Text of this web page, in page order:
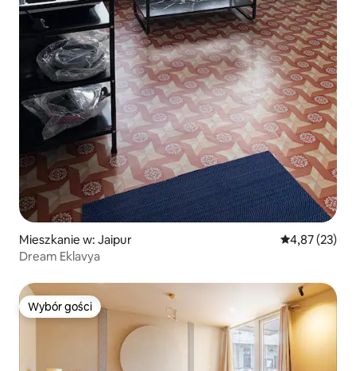
Mieszkanie w: Jaipur Średnia
4,87 (23)
Dream Eklavya
Wybór gości
Wybór gości